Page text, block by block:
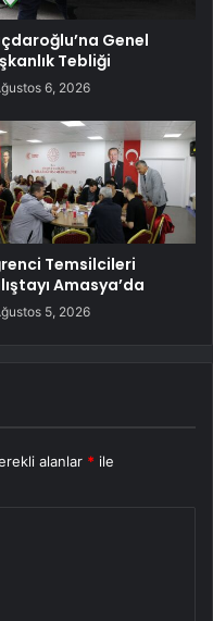
Genel
Tebliği
6, 2026
Temsilcileri
Amasya’da
5, 2026
alanlar * ile